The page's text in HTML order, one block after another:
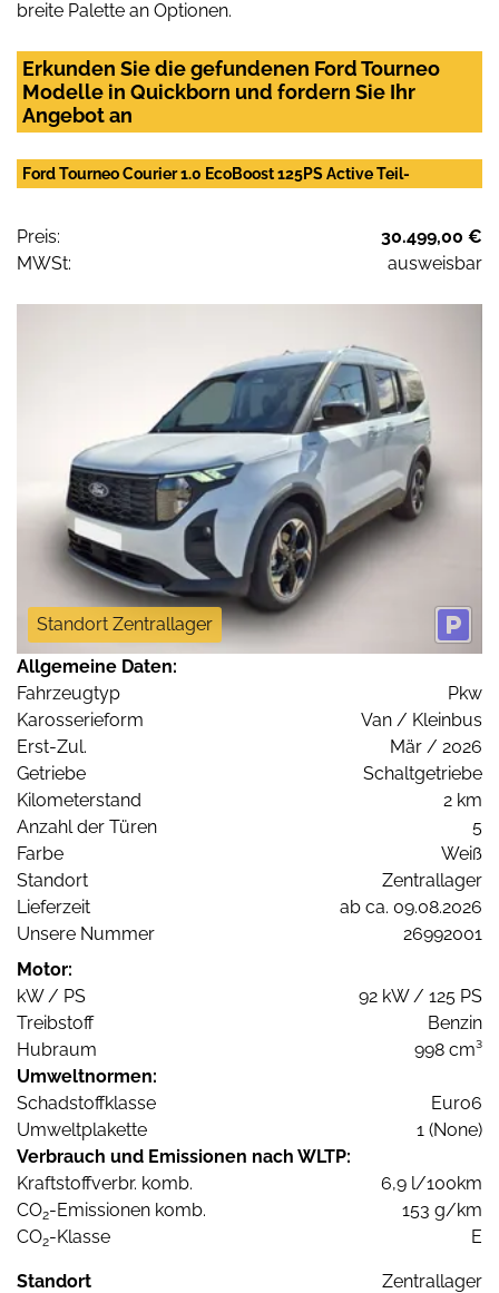
breite Palette an Optionen.
Erkunden Sie die gefundenen Ford Tourneo
Modelle in Quickborn und fordern Sie Ihr
Angebot an
Ford Tourneo Courier 1.0 EcoBoost 125PS Active Teil-
Preis:
30.499,00 €
MWSt:
ausweisbar
Standort Zentrallager
Allgemeine Daten:
Fahrzeugtyp
Pkw
Karosserieform
Van / Kleinbus
Erst-Zul.
Mär / 2026
Getriebe
Schaltgetriebe
Kilometerstand
2 km
Anzahl der Türen
5
Farbe
Weiß
Standort
Zentrallager
Lieferzeit
ab ca. 09.08.2026
Unsere Nummer
26992001
Motor:
kW / PS
92 kW / 125 PS
Treibstoff
Benzin
Hubraum
998 cm³
Umweltnormen:
Schadstoffklasse
Euro6
Umweltplakette
1 (None)
Verbrauch und Emissionen nach WLTP:
Kraftstoffverbr. komb.
6,9 l/100km
CO2-Emissionen komb.
153 g/km
CO2-Klasse E
Standort Zentrallager